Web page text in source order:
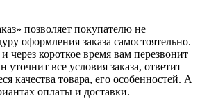
позволяет покупателю не
оформления заказа самостоятельно.
через короткое время вам перезвонит
все условия заказа, ответит
качества товара, его особенностей. А
оплаты и доставки.